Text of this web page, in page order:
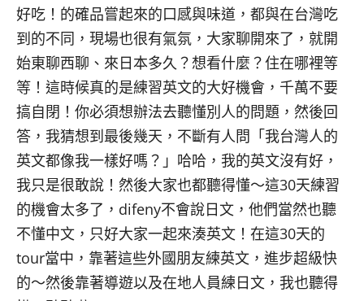
好吃！的確品嘗起來的口感與味道，都與在台灣吃
到的不同，現場也很有氣氛，大家聊開來了，就開
始東聊西聊、來日本多久？想看什麼？住在哪裡等
等！這時候真的是練習英文的大好機會，千萬不要
搞自閉！你必須想辦法去聽懂別人的問題，然後回
答，我猜想到最後幾天，不斷有人問「我台灣人的
英文都像我一樣好嗎？」哈哈，我的英文沒有好，
我只是很敢說！然後大家也都聽得懂～這30天練習
的機會太多了， difeny不會說日文，他們當然也聽
不懂中文，只好大家一起來湊英文！在這30天的
tour當中，靠著這些外國朋友練英文，進步超級快
的～然後靠著導遊以及在地人員練日文，我也聽得